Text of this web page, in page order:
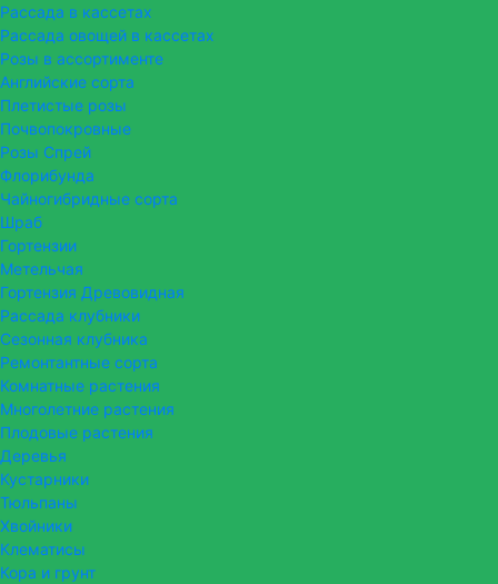
Рассада в кассетах
Рассада овощей в кассетах
Розы в ассортименте
Английские сорта
Плетистые розы
Почвопокровные
Розы Спрей
Флорибунда
Чайногибридные сорта
Шраб
Гортензии
Метельчая
Гортензия Древовидная
Рассада клубники
Сезонная клубника
Ремонтантные сорта
Комнатные растения
Многолетние растения
Плодовые растения
Деревья
Кустарники
Тюльпаны
Хвойники
Клематисы
Кора и грунт